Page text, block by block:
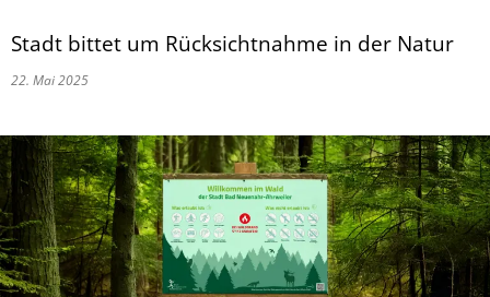
Stadt bittet um Rücksichtnahme in der Natur
22. Mai 2025